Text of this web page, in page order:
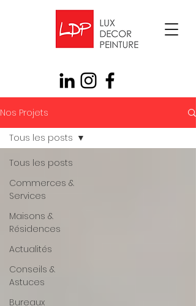
Nos Projets
Tous les posts
Commerces &
Services
Maisons &
Résidences
Actualités
Conseils &
Astuces
Bureaux
Tous les posts